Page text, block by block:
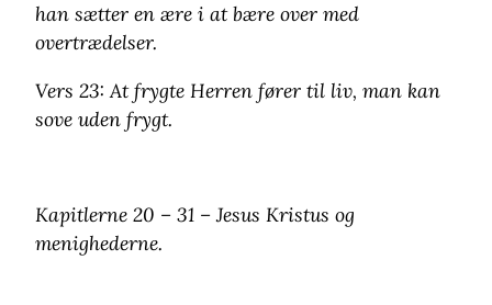
han sætter en ære i at bære over med
overtrædelser.
Vers 23: At frygte Herren fører til liv, man kan
sove uden frygt.
Kapitlerne 20 – 31 – Jesus Kristus og
menighederne.